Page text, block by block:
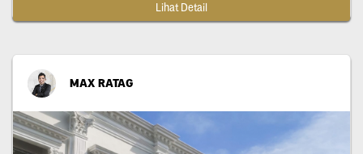
Lihat Detail
MAX RATAG